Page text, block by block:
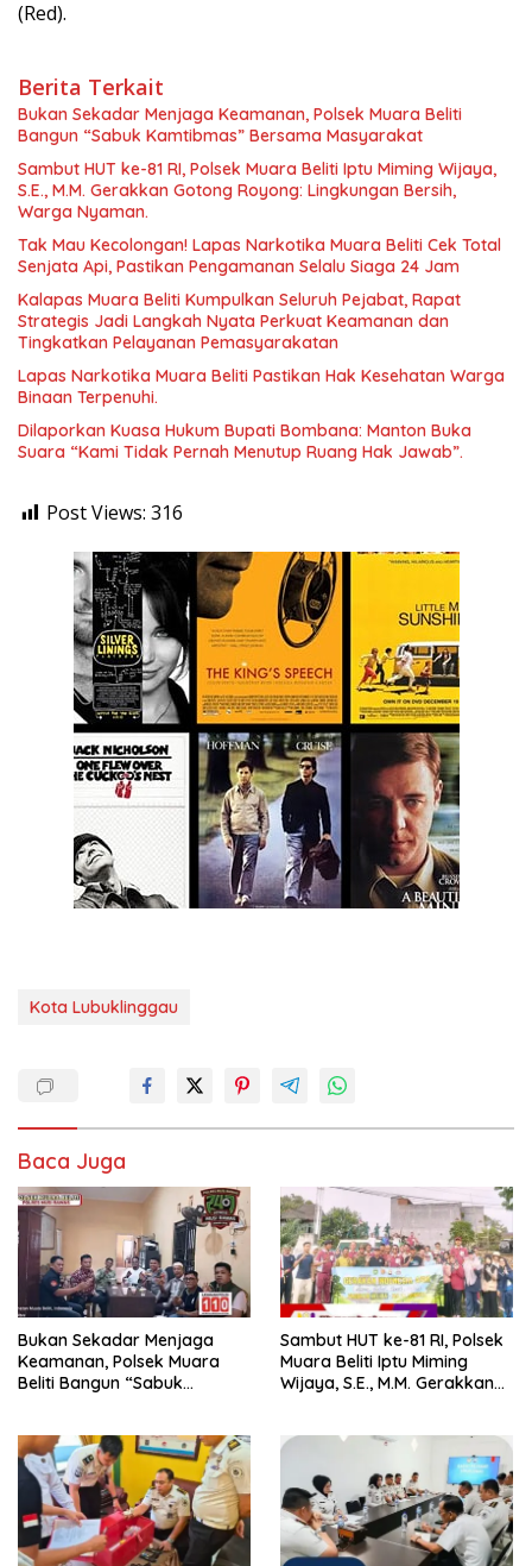
(Red).
Berita Terkait
Bukan Sekadar Menjaga Keamanan, Polsek Muara Beliti
Bangun “Sabuk Kamtibmas” Bersama Masyarakat
Sambut HUT ke-81 RI, Polsek Muara Beliti Iptu Miming Wijaya,
S.E., M.M. Gerakkan Gotong Royong: Lingkungan Bersih,
Warga Nyaman.
Tak Mau Kecolongan! Lapas Narkotika Muara Beliti Cek Total
Senjata Api, Pastikan Pengamanan Selalu Siaga 24 Jam
Kalapas Muara Beliti Kumpulkan Seluruh Pejabat, Rapat
Strategis Jadi Langkah Nyata Perkuat Keamanan dan
Tingkatkan Pelayanan Pemasyarakatan
Lapas Narkotika Muara Beliti Pastikan Hak Kesehatan Warga
Binaan Terpenuhi.
Dilaporkan Kuasa Hukum Bupati Bombana: Manton Buka
Suara “Kami Tidak Pernah Menutup Ruang Hak Jawab”.
Post Views: 316
Kota Lubuklinggau
Baca Juga
Bukan Sekadar Menjaga
Keamanan, Polsek Muara
Beliti Bangun “Sabuk
Sambut HUT ke-81 RI, Polsek
Muara Beliti Iptu Miming
Wijaya, S.E., M.M. Gerakkan